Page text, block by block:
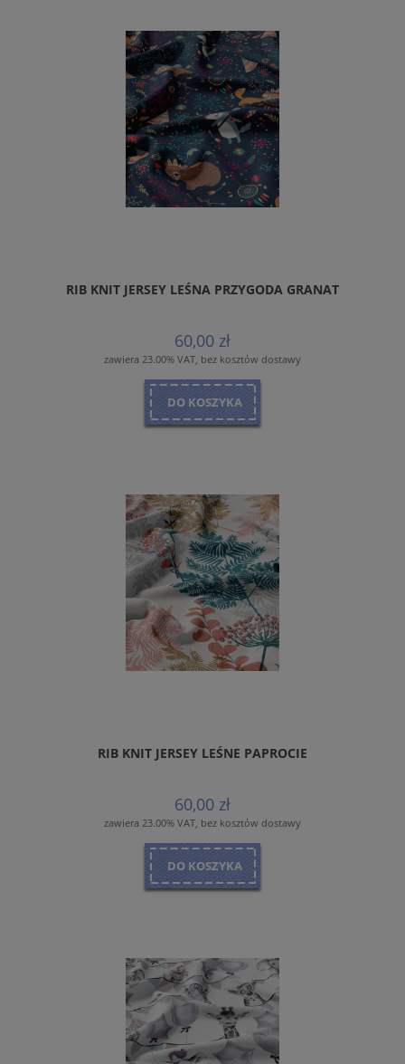
RIB KNIT JERSEY LEŚNA PRZYGODA GRANAT
60,00 zł
zawiera 23.00% VAT, bez kosztów dostawy
DO KOSZYKA
RIB KNIT JERSEY LEŚNE PAPROCIE
60,00 zł
zawiera 23.00% VAT, bez kosztów dostawy
DO KOSZYKA